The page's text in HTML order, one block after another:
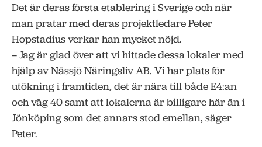
Det är deras första etablering i Sverige och när
man pratar med deras projektledare Peter
Hopstadius verkar han mycket nöjd.
– Jag är glad över att vi hittade dessa lokaler med
hjälp av Nässjö Näringsliv AB. Vi har plats för
utökning i framtiden, det är nära till både E4:an
och väg 40 samt att lokalerna är billigare här än i
Jönköping som det annars stod emellan, säger
Peter.